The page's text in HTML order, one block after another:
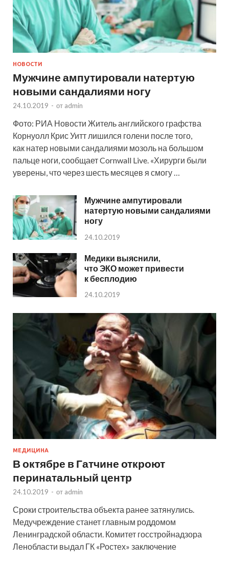
НОВОСТИ
Мужчине ампутировали натертую
новыми сандалиями ногу
24.10.2019 - от admin
Фото: РИА Новости Житель английского графства
Корнуолл Крис Уитт лишился голени после того,
как натер новыми сандалиями мозоль на большом
пальце ноги, сообщает Cornwall Live. «Хирурги были
уверены, что через шесть месяцев я смогу …
Мужчине ампутировали
натертую новыми сандалиями
ногу
24.10.2019
Медики выяснили,
что ЭКО может привести
к бесплодию
24.10.2019
МЕДИЦИНА
В октябре в Гатчине откроют
перинатальный центр
24.10.2019 - от admin
Сроки строительства объекта ранее затянулись.
Медучреждение станет главным роддомом
Ленинградской области. Комитет госстройнадзора
Ленобласти выдал ГК «Ростех» заключение